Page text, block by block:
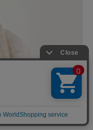
行います。